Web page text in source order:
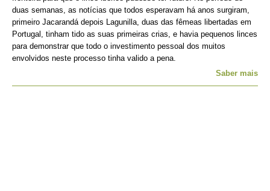
duas semanas, as notícias que todos esperavam há anos surgiram,
primeiro Jacarandá depois Lagunilla, duas das fêmeas libertadas em
Portugal, tinham tido as suas primeiras crias, e havia pequenos linces
para demonstrar que todo o investimento pessoal dos muitos
envolvidos neste processo tinha valido a pena.
Saber mais